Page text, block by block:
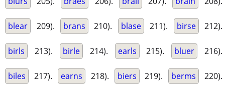
blear 209). brans 210). blase 211). birse 212).
birls 213). birle 214). earls 215). bluer 216).
biles 217). earns 218). biers 219). berms 220).